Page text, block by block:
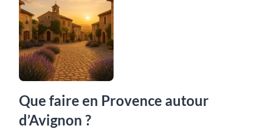
Que faire en Provence autour
d’Avignon ?